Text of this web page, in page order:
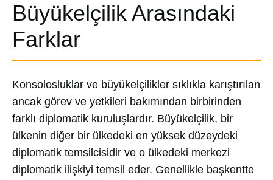
Büyükelçilik Arasındaki
Farklar
Konsolosluklar ve büyükelçilikler sıklıkla karıştırılan
ancak görev ve yetkileri bakımından birbirinden
farklı diplomatik kuruluşlardır. Büyükelçilik, bir
ülkenin diğer bir ülkedeki en yüksek düzeydeki
diplomatik temsilcisidir ve o ülkedeki merkezi
diplomatik ilişkiyi temsil eder. Genellikle başkentte